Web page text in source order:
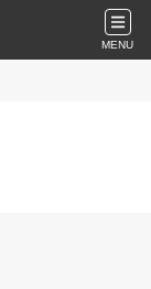
MENU